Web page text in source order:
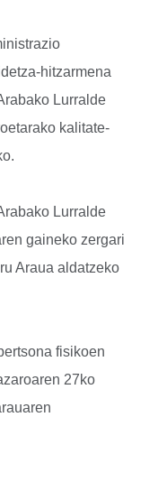
hitzarmena
Lurralde
kalitate-
Lurralde
gaineko zergari
Araua aldatzeko
fisikoen
27ko